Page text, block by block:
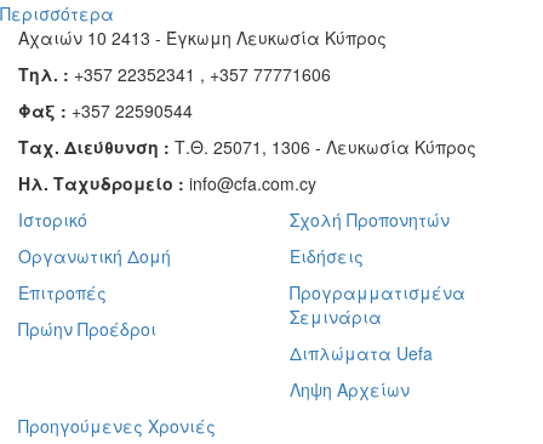
Περισσότερα
Αχαιών 10 2413 - Έγκωμη Λευκωσία Κύπρος
Τηλ. : +357 22352341 , +357 77771606
Φαξ : +357 22590544
Ταχ. Διεύθυνση : Τ.Θ. 25071, 1306 - Λευκωσία Κύπρος
Ηλ. Ταχυδρομείο : info@cfa.com.cy
Ιστορικό
Οργανωτική Δομή
Επιτροπές
Πρώην Προέδροι
Σχολή Προπονητών
Ειδήσεις
Προγραμματισμένα
Σεμινάρια
Διπλώματα Uefa
Ληψη Αρχείων
Προηγούμενες Χρονιές